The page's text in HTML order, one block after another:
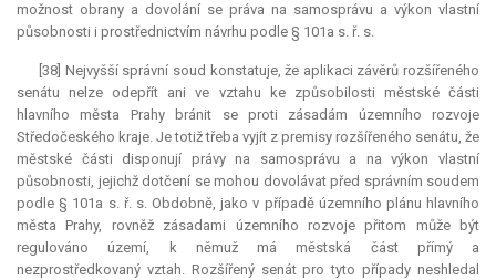
možnost obrany a dovolání se práva na samosprávu a výkon vlastní
působnosti i prostřednictvím návrhu podle § 101a s. ř. s.
[38] Nejvyšší správní soud konstatuje, že aplikaci závěrů rozšířeného
senátu nelze odepřít ani ve vztahu ke způsobilosti městské části
hlavního města Prahy bránit se proti zásadám územního rozvoje
Středočeského kraje. Je totiž třeba vyjít z premisy rozšířeného senátu, že
městské části disponují právy na samosprávu a na výkon vlastní
působnosti, jejichž dotčení se mohou dovolávat před správním soudem
podle § 101a s. ř. s. Obdobně, jako v případě územního plánu hlavního
města Prahy, rovněž zásadami územního rozvoje přitom může být
regulováno území, k němuž má městská část přímý a
nezprostředkovaný vztah. Rozšířený senát pro tyto případy neshledal